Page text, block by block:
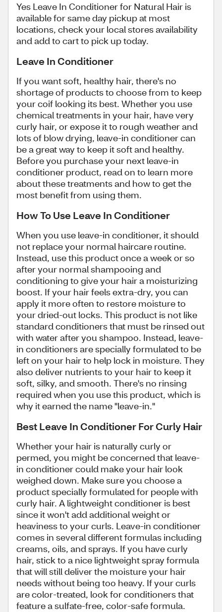
Yes Leave In Conditioner for Natural Hair is
available for same day pickup at most
locations, check your local stores availability
and add to cart to pick up today.
Leave In Conditioner
If you want soft, healthy hair, there's no
shortage of products to choose from to keep
your coif looking its best. Whether you use
chemical treatments in your hair, have very
curly hair, or expose it to rough weather and
lots of blow drying, leave-in conditioner can
be a great way to keep it soft and healthy.
Before you purchase your next leave-in
conditioner product, read on to learn more
about these treatments and how to get the
most benefit from using them.
How To Use Leave In Conditioner
When you use leave-in conditioner, it should
not replace your normal haircare routine.
Instead, use this product once a week or so
after your normal shampooing and
conditioning to give your hair a moisturizing
boost. If your hair feels extra-dry, you can
apply it more often to restore moisture to
your dried-out locks. This product is not like
standard conditioners that must be rinsed out
with water after you shampoo. Instead, leave-
in conditioners are specially formulated to be
left on your hair to help lock in moisture. They
also deliver nutrients to your hair to keep it
soft, silky, and smooth. There's no rinsing
required when you use this product, which is
why it earned the name "leave-in."
Best Leave In Conditioner For Curly Hair
Whether your hair is naturally curly or
permed, you might be concerned that leave-
in conditioner could make your hair look
weighed down. Make sure you choose a
product specially formulated for people with
curly hair. A lightweight conditioner is best
since it won't add additional weight or
heaviness to your curls. Leave-in conditioner
comes in several different formulas including
creams, oils, and sprays. If you have curly
hair, stick to a nice lightweight spray formula
that will still deliver the moisture your hair
needs without being too heavy. If your curls
are color-treated, look for conditioners that
feature a sulfate-free, color-safe formula.